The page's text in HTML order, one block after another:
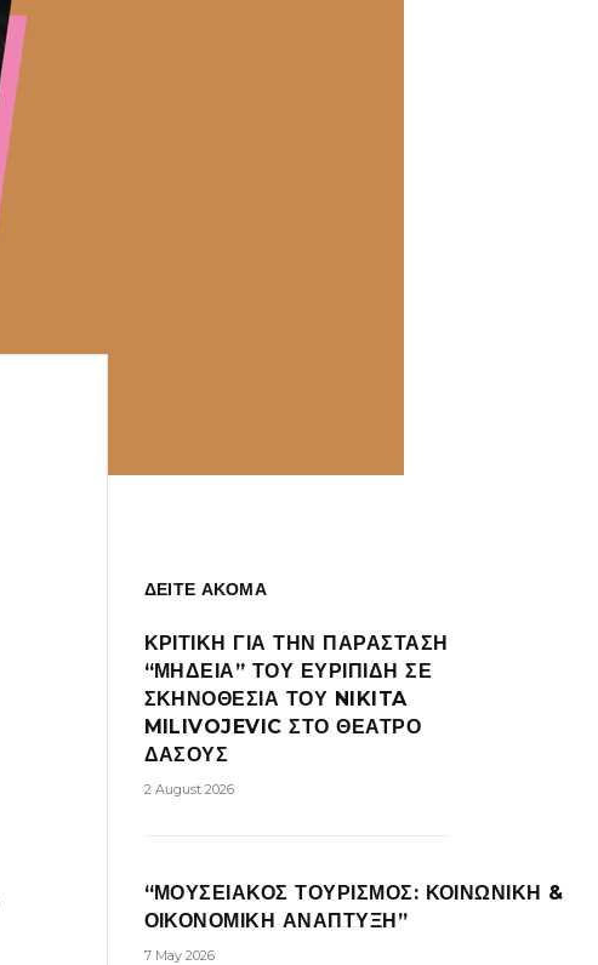
ΔΕΙΤΕ ΑΚΟΜΑ
ΚΡΙΤΙΚΗ ΓΙΑ ΤΗΝ ΠΑΡΑΣΤΑΣΗ
“ΜΗΔΕΙΑ” ΤΟΥ ΕΥΡΙΠΙΔΗ ΣΕ
ΣΚΗΝΟΘΕΣΙΑ ΤΟΥ NIKITA
MILIVOJEVIC ΣΤΟ ΘΕΑΤΡΟ
ΔΑΣΟΥΣ
2 August 2026
“ΜΟΥΣΕΙΑΚΟΣ ΤΟΥΡΙΣΜΟΣ: ΚΟΙΝΩΝΙΚΗ &
ΟΙΚΟΝΟΜΙΚΗ ΑΝΑΠΤΥΞΗ”
7 May 2026